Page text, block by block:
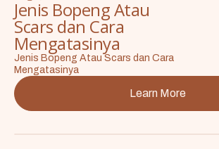
Jenis Bopeng Atau
Scars dan Cara
Mengatasinya
Jenis Bopeng Atau Scars dan Cara
Mengatasinya
Learn More